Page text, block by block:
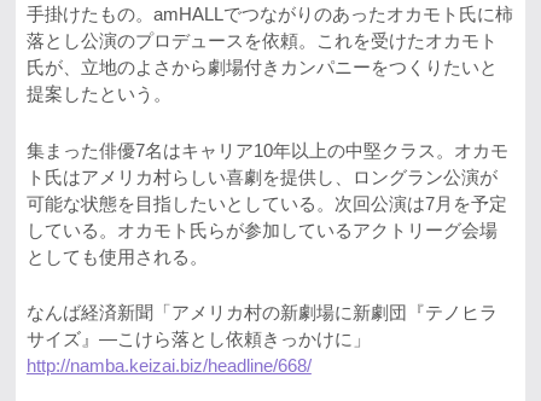
手掛けたもの。amHALLでつながりのあったオカモト氏に柿
落とし公演のプロデュースを依頼。これを受けたオカモト
氏が、立地のよさから劇場付きカンパニーをつくりたいと
提案したという。
集まった俳優7名はキャリア10年以上の中堅クラス。オカモ
ト氏はアメリカ村らしい喜劇を提供し、ロングラン公演が
可能な状態を目指したいとしている。次回公演は7月を予定
している。オカモト氏らが参加しているアクトリーグ会場
としても使用される。
なんば経済新聞「アメリカ村の新劇場に新劇団『テノヒラ
サイズ』―こけら落とし依頼きっかけに」
http://namba.keizai.biz/headline/668/